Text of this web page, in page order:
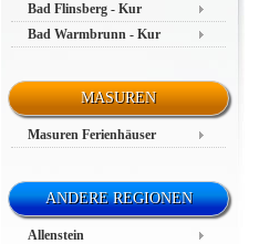
Bad Flinsberg - Kur
Bad Warmbrunn - Kur
MASUREN
Masuren Ferienhäuser
ANDERE REGIONEN
Allenstein